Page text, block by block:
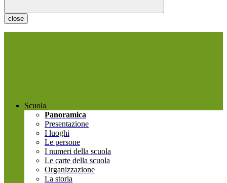
close
Scuola
Panoramica
Presentazione
I luoghi
Le persone
I numeri della scuola
Le carte della scuola
Organizzazione
La storia